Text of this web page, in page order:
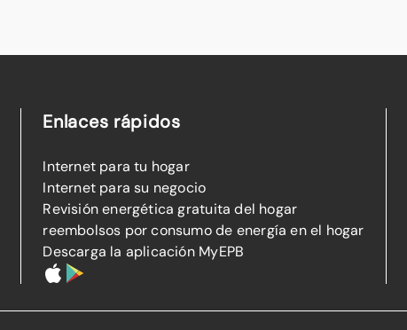
Enlaces rápidos
Internet para tu hogar
Internet para su negocio
Revisión energética gratuita del hogar
reembolsos por consumo de energía en el hogar
Descarga la aplicación MyEPB